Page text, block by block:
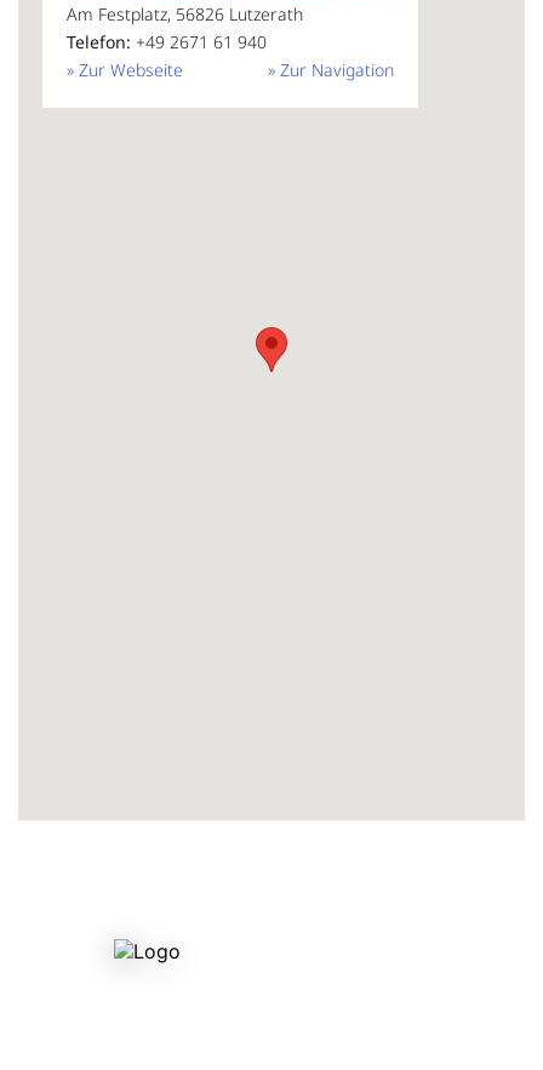
Am Festplatz, 56826 Lutzerath
Telefon: +49 2671 61 940
» Zur Navigation
» Zur Webseite